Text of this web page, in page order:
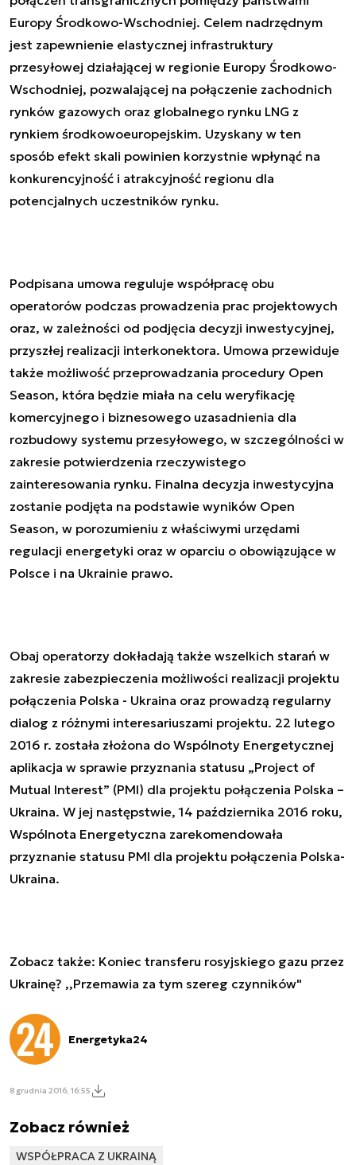
Europy Środkowo-Wschodniej. Celem nadrzędnym
jest zapewnienie elastycznej infrastruktury
przesyłowej działającej w regionie Europy Środkowo-
Wschodniej, pozwalającej na połączenie zachodnich
rynków gazowych oraz globalnego rynku LNG z
rynkiem środkowoeuropejskim. Uzyskany w ten
sposób efekt skali powinien korzystnie wpłynąć na
konkurencyjność i atrakcyjność regionu dla
potencjalnych uczestników rynku.
Podpisana umowa reguluje współpracę obu
operatorów podczas prowadzenia prac projektowych
oraz, w zależności od podjęcia decyzji inwestycyjnej,
przyszłej realizacji interkonektora. Umowa przewiduje
także możliwość przeprowadzania procedury Open
Season, która będzie miała na celu weryfikację
komercyjnego i biznesowego uzasadnienia dla
rozbudowy systemu przesyłowego, w szczególności w
zakresie potwierdzenia rzeczywistego
zainteresowania rynku. Finalna decyzja inwestycyjna
zostanie podjęta na podstawie wyników Open
Season, w porozumieniu z właściwymi urzędami
regulacji energetyki oraz w oparciu o obowiązujące w
Polsce i na Ukrainie prawo.
Obaj operatorzy dokładają także wszelkich starań w
zakresie zabezpieczenia możliwości realizacji projektu
połączenia Polska - Ukraina oraz prowadzą regularny
dialog z różnymi interesariuszami projektu. 22 lutego
2016 r. została złożona do Wspólnoty Energetycznej
aplikacja w sprawie przyznania statusu „Project of
Mutual Interest” (PMI) dla projektu połączenia Polska –
Ukraina. W jej następstwie, 14 października 2016 roku,
Wspólnota Energetyczna zarekomendowała
przyznanie statusu PMI dla projektu połączenia Polska-
Ukraina.
Zobacz także: Koniec transferu rosyjskiego gazu przez
Ukrainę? ,,Przemawia za tym szereg czynników"
Energetyka24
8 grudnia 2016, 16:55
Zobacz również
WSPÓŁPRACA Z UKRAINĄ